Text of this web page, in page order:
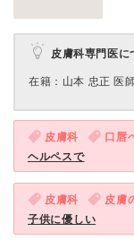
皮膚科専門医に
在籍：山本 忠正 医
皮膚科 口唇
ヘルペスで
皮膚科 皮膚
子供に優しい